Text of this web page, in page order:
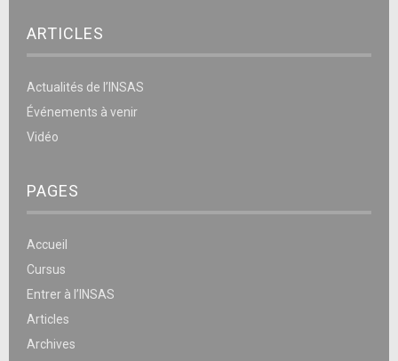
ARTICLES
Actualités de l’INSAS
Événements à venir
Vidéo
PAGES
Accueil
Cursus
Entrer à l’INSAS
Articles
Archives